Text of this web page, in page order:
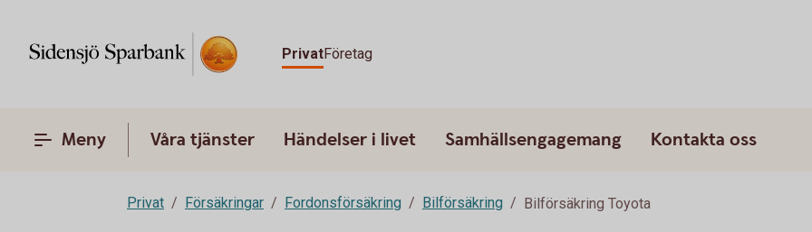
PrivatFöretag
Meny Våra tjänster Händelser i livet Samhällsengagemang Kontakta oss
Privat Försäkringar Fordonsförsäkring Bilförsäkring Bilförsäkring Toyota